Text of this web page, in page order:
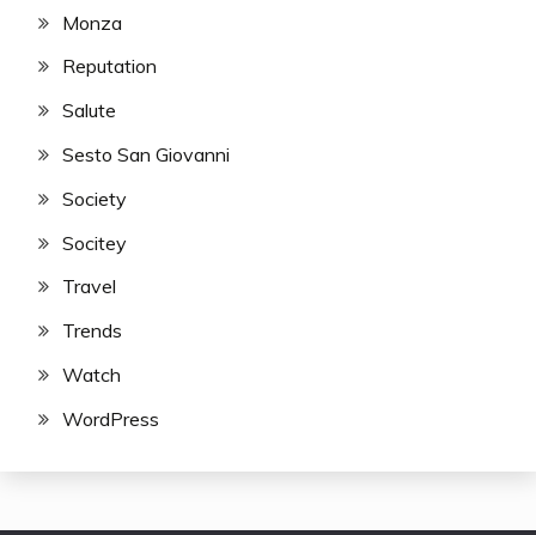
Monza
Reputation
Salute
Sesto San Giovanni
Society
Socitey
Travel
Trends
Watch
WordPress